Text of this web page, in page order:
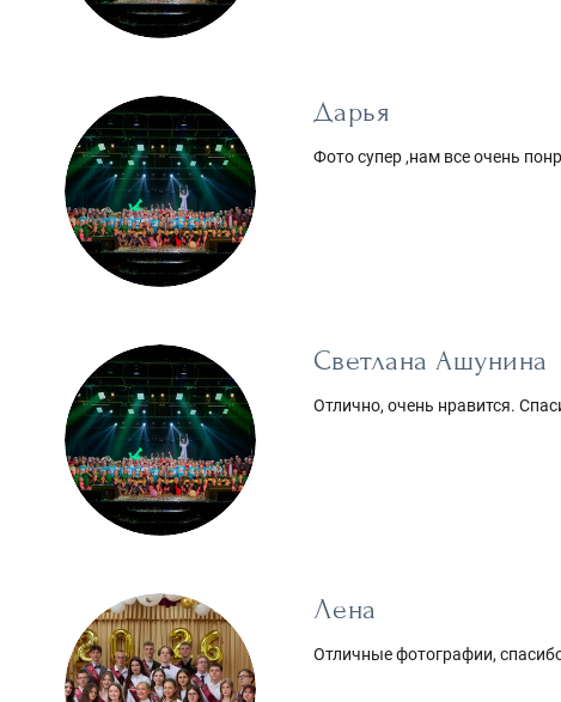
Дарья
Фото супер ,нам все очень
Светлана Ашунина
Отлично, очень нравится.
Лена
Отличные фотографии,